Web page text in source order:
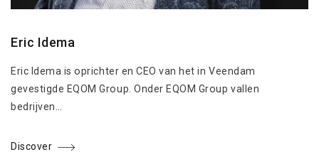
Eric Idema
Eric Idema is oprichter en CEO van het in Veendam
gevestigde EQOM Group. Onder EQOM Group vallen
bedrijven…
Discover